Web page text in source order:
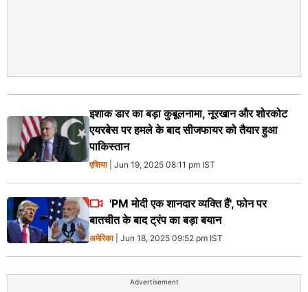
इशाक डार का बड़ा कुबूलनामा, नूरखान और शोरकोट
एयरबेस पर हमले के बाद सीजफायर को तैयार हुआ
पाकिस्तान
एशिया| Jun 19, 2025 08:11 pm IST
'PM मोदी एक शानदार व्यक्ति हैं', फोन पर
बातचीत के बाद ट्रंप का बड़ा बयान
अमेरिका| Jun 18, 2025 09:52 pm IST
Advertisement